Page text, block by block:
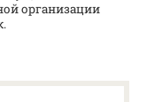
организации